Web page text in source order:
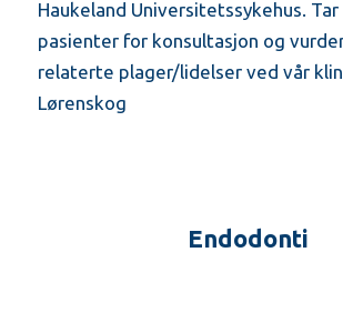
Haukeland Universitetssykehus.
pasienter for konsultasjon og
relaterte plager/lidelser ved vår
Lørenskog
Endodonti